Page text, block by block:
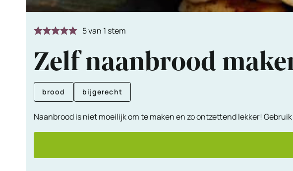
5van 1 stem
Zelf naanbrood
brood bijgerecht
Naanbrood is niet moeilijk om te maken en zo ontzettend lekker!